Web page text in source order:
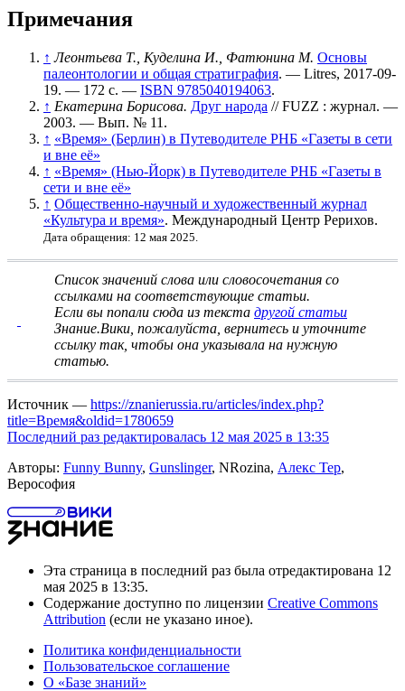
Примечания
↑ Леонтьева Т., Куделина И., Фатюнина М. Основы
палеонтологии и общая стратиграфия. — Litres, 2017-09-
19. — 172 с. — ISBN 9785040194063.
↑ Екатерина Борисова. Друг народа //FUZZ : журнал. —
2003. — Вып. № 11 .
↑ «Время» (Берлин) в Путеводителе РНБ «Газеты в сети
и вне её»
↑ «Время» (Нью-Йорк) в Путеводителе РНБ «Газеты в
сети и вне её»
↑ Общественно-научный и художественный журнал
«Культура и время». Международный Центр Рерихов.
Дата обращения: 12 мая 2025.
Список значений слова или словосочетания со
ссылками на соответствующие статьи.
Если вы попали сюда из текста другой статьи
Знание.Вики, пожалуйста, вернитесь и уточните
ссылку так, чтобы она указывала на нужную
статью.
Источник — https://znanierussia.ru/articles/index.php?
title=Время&oldid=1780659
Последний раз редактировалась 12 мая 2025 в 13:35
Авторы: Funny Bunny, Gunslinger, NRozina, Алекc Тер,
Верософия
Эта страница в последний раз была отредактирована 12
мая 2025 в 13:35.
Содержание доступно по лицензии Creative Commons
Attribution (если не указано иное).
Политика конфиденциальности
Пользовательское соглашение
О «Базе знаний»